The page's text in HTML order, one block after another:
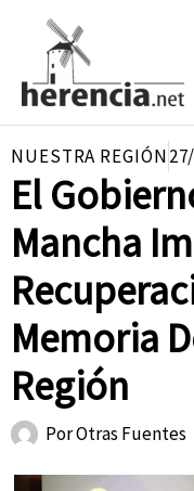
contenido
NUESTRA REGIÓN
El
Mancha
Memoria
Región
PorOtras Fuentes